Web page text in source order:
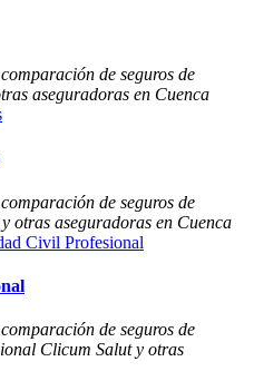
de seguros de
aseguradoras en Cuenca
de seguros de
otras aseguradoras en Cuenca
de seguros de
Clicum Salut y otras